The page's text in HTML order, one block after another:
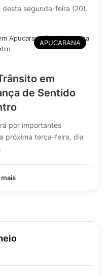
segunda-feira (20).
APUCARANA
em
de Sentido
por importantes
próxima terça-feira, dia